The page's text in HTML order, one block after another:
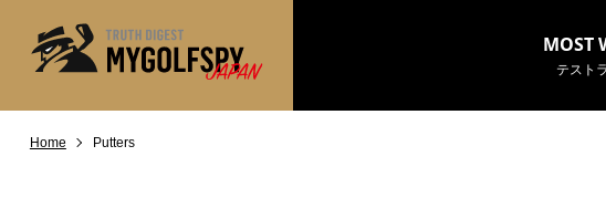
MOST
テスト
Home Putters
MOST WANTED